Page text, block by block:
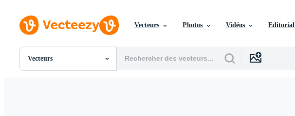
Vecteurs Photos Vidéos Editorial
Vecteurs
Toutes Images